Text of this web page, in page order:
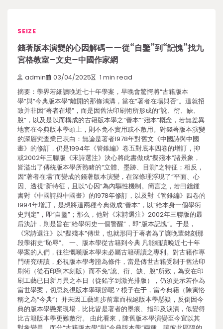
SEIZE
錢著版本演變的心因解碼——從“自鑒”到“記愧”找九
宮格教室–文史–中國作家網
admin 03/04/2025 1 min read
摘要：學界若細讀晚近七十年學案，早晚會驚愕將“古籍版本
學”與“今典版本學”離開的那條鴻溝，當在“著者在場與否”。這就招
致并非因“著者在場”，而是因舊法印刷術所形成的“訛、衍、缺、
脫”，以及是以而構成的古籍版本學之“善本”“殘本”概念，若無差異
地套在今典版本學頭上，則不免不實用或不敷用。對錢著版本演變
的深層究查業已表白：無論是著者1978年對舊文《中國詩與中國
畫》的修訂，仍是1994年《管錐編》卷五對底本四卷的增訂，抑
或2002年三聯版《宋詩選注》決心將此書做成“擬殘本”諸景象，
皆溢出了傳統版本學所熟睹的“立體、墨跡、目測”之特征；相反，
因“著者在場”而變成的錢著版本演變，在深條理浮現了“平面、心
因、透視”新特征，且以“心因”為內驅性機制。簡言之，若曰錢鍾
書對《中國詩與中國畫》的1978年修訂，以及對《管錐編》四卷的
1994年增訂，是想將這兩種今典做成“善本”，以“給本身一個學術
史判定”，即“自鑒”；那么，他對《宋詩選注》2002年三聯版的最
后決計，則是旨在“給學術史一個警醒”，即“版本記愧”。于是，
《宋詩選注》以“擬殘本”傳世，也就形同于著者為了讓晚輩銘刻那
段學術史“恥辱”。 一、版本學從古籍到今典 凡能細讀晚近七十年
學案的人們，往往慨嘆版本學未必屬古籍研讀之專利。對古籍作專
門研究研讀，必視版本學考證為條件，當是傳世古籍受制于舊法印
刷術（從石印到木刻版）而不免“訛、衍、缺、脫”所致，為安在印
刷工藝已日新月異之本日（從鉛字到激光排版），仍須提示若作為
當世學案，切忌忽視版本學環節呢？根子在于，當今典籍（陳寅恪
稱之為“今典”）并未因工藝進步前輩而根絕版本學懸疑，反倒因今
典的版本學懸案現場，比比皆是著者的墨痕、指印及淚漬，似變得
比古籍版本學更難敷衍。 由此看來，陳舊版本學演變至今宜以其